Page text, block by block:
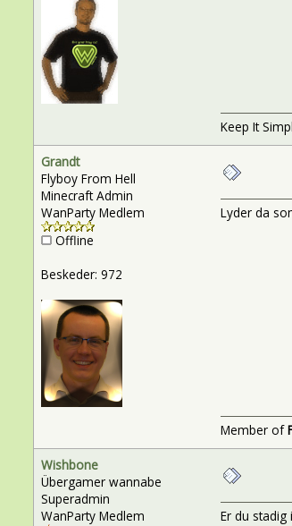
Keep It
Grandt
Flyboy From Hell
Minecraft Admin
WanParty Medlem
Offline
Beskeder: 972
Lyder da
Member of
Wishbone
Übergamer wannabe
Superadmin
WanParty Medlem
Er du